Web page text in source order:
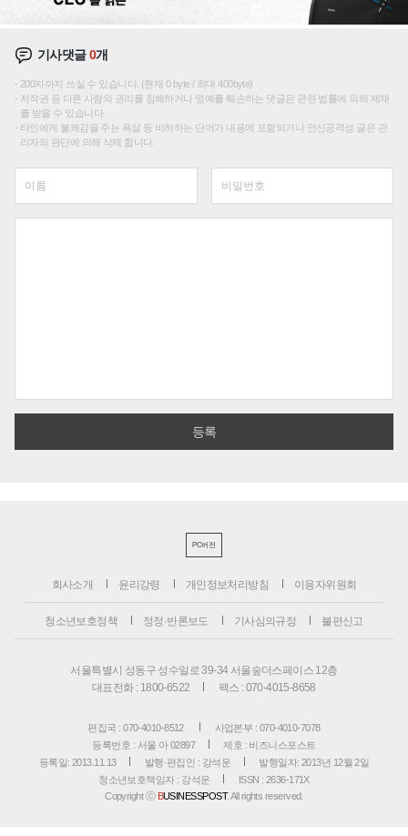
기사댓글0개
200자까지 쓰실 수 있습니다. (현재 0 byte / 최대 400byte)
저작권 등 다른 사람의 권리를 침해하거나 명예를 훼손하는 댓글은 관련 법률에 의해 제재
를 받을 수 있습니다.
타인에게 불쾌감을 주는 욕설 등 비하하는 단어가 내용에 포함되거나 인신공격성 글은 관
리자의 판단에 의해 삭제 합니다.
PC버전
회사소개 윤리강령 개인정보처리방침 이용자위원회
청소년보호정책 정정·반론보도 기사심의규정 불편신고
서울특별시 성동구 성수일로 39-34 서울숲더스페이스 12층
대표전화 : 1800-6522
팩스 : 070-4015-8658
편집국 : 070-4010-8512
사업본부 : 070-4010-7078
등록번호 : 서울 아 02897
제호 : 비즈니스포스트
등록일: 2013.11.13
발행·편집인 : 강석운
발행일자: 2013년 12월 2일
청소년보호책임자 : 강석운
ISSN : 2636-171X
Copyright ⓒ BUSINESSPOST. All rights reserved.